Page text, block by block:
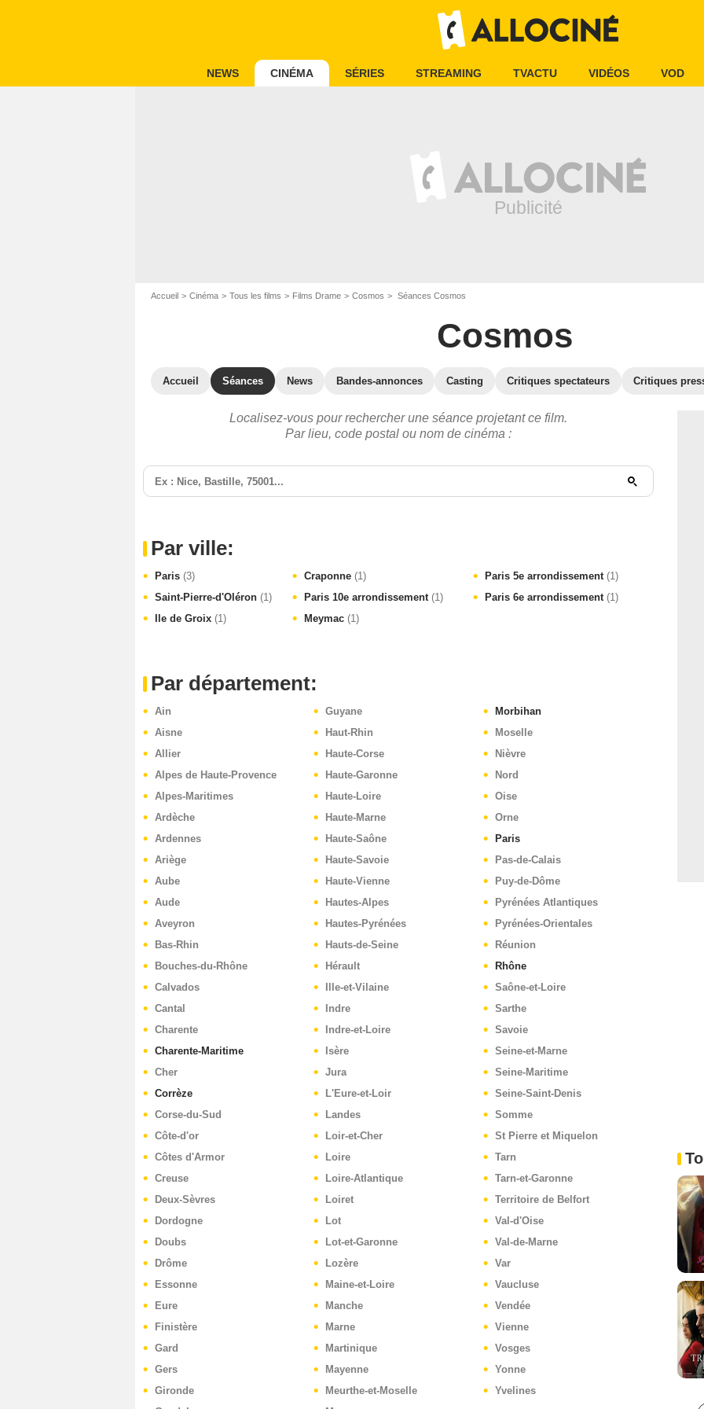
NEWS CINÉMA SÉRIES STREAMING TVACTU VIDÉOS VOD
Accueil Cinéma Tous les films Films Drame Cosmos Séances Cosmos
Cosmos
Accueil Séances News Bandes-annonces Casting Critiques spectateurs Critiques
Localisez-vous pour rechercher une séance projetant ce film.
Par lieu, code postal ou nom de cinéma :
Par ville:
Paris (3)
Saint-Pierre-d'Oléron (1)
Ile de Groix (1)
Craponne (1)
Paris 10e arrondissement (1)
Meymac (1)
Paris 5e arrondissement (1)
Paris 6e arrondissement (1)
Par département:
Ain
Aisne
Allier
Alpes de Haute-Provence
Alpes-Maritimes
Ardèche
Ardennes
Ariège
Aube
Aude
Aveyron
Bas-Rhin
Bouches-du-Rhône
Calvados
Cantal
Charente
Charente-Maritime
Cher
Corrèze
Corse-du-Sud
Côte-d'or
Côtes d'Armor
Creuse
Deux-Sèvres
Dordogne
Doubs
Drôme
Essonne
Eure
Finistère
Gard
Gers
Gironde
Guyane
Haut-Rhin
Haute-Corse
Haute-Garonne
Haute-Loire
Haute-Marne
Haute-Saône
Haute-Savoie
Haute-Vienne
Hautes-Alpes
Hautes-Pyrénées
Hauts-de-Seine
Hérault
Ille-et-Vilaine
Indre
Indre-et-Loire
Isère
Jura
L'Eure-et-Loir
Landes
Loir-et-Cher
Loire
Loire-Atlantique
Loiret
Lot
Lot-et-Garonne
Lozère
Maine-et-Loire
Manche
Marne
Martinique
Mayenne
Meurthe-et-Moselle
Morbihan
Moselle
Nièvre
Nord
Oise
Orne
Paris
Pas-de-Calais
Puy-de-Dôme
Pyrénées Atlantiques
Pyrénées-Orientales
Réunion
Rhône
Saône-et-Loire
Sarthe
Savoie
Seine-et-Marne
Seine-Maritime
Seine-Saint-Denis
Somme
St Pierre et Miquelon
Tarn
Tarn-et-Garonne
Territoire de Belfort
Val-d'Oise
Val-de-Marne
Var
Vaucluse
Vendée
Vienne
Vosges
Yonne
Yvelines